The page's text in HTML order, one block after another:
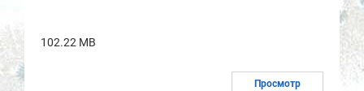
102.22 MB
Просмотр